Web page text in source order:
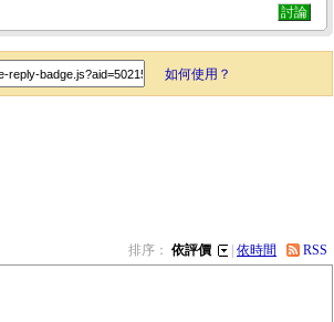
討論
如何使用？
排序： 依評價 依時間 RSS